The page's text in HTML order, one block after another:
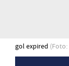
gol expired (Foto: